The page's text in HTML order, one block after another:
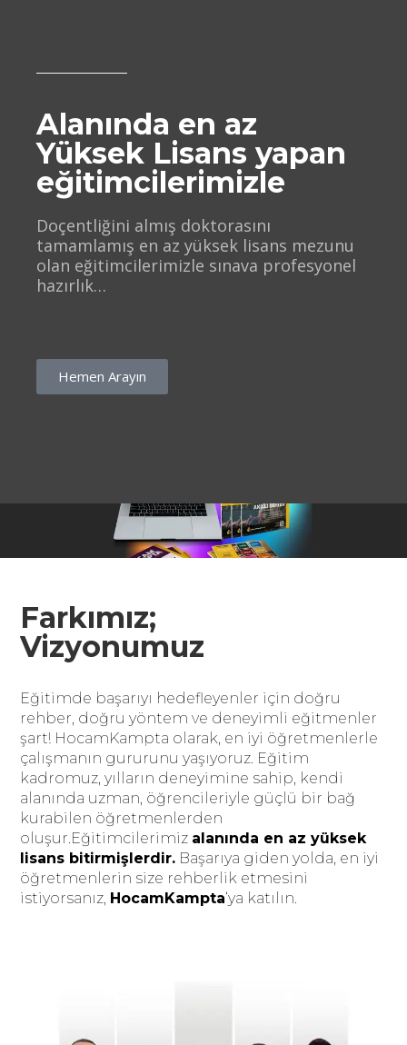
Alanında en az
Yüksek Lisans yapan
eğitimcilerimizle
Doçentliğini almış doktorasını
tamamlamış en az yüksek lisans mezunu
olan eğitimcilerimizle sınava profesyonel
hazırlık…
Hemen Arayın
Farkımız;
Vizyonumuz
Eğitimde başarıyı hedefleyenler için doğru
rehber, doğru yöntem ve deneyimli eğitmenler
şart! HocamKampta olarak, en iyi öğretmenlerle
çalışmanın gururunu yaşıyoruz. Eğitim
kadromuz, yılların deneyimine sahip, kendi
alanında uzman, öğrencileriyle güçlü bir bağ
kurabilen öğretmenlerden
oluşur.Eğitimcilerimiz alanında en az yüksek
lisans bitirmişlerdir. Başarıya giden yolda, en iyi
öğretmenlerin size rehberlik etmesini
istiyorsanız, HocamKampta‘ya katılın.